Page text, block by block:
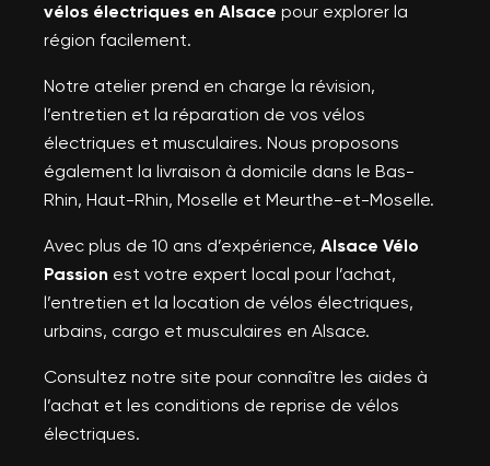
vélos électriques en Alsace pour explorer la
région facilement.
Notre atelier prend en charge la révision,
l’entretien et la réparation de vos vélos
électriques et musculaires. Nous proposons
également la livraison à domicile dans le Bas-
Rhin, Haut-Rhin, Moselle et Meurthe-et-Moselle.
Avec plus de 10 ans d’expérience, Alsace Vélo
Passion est votre expert local pour l’achat,
l’entretien et la location de vélos électriques,
urbains, cargo et musculaires en Alsace.
Consultez notre site pour connaître les aides à
l’achat et les conditions de reprise de vélos
électriques.